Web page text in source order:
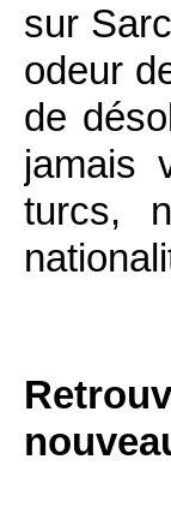
sur
odeur
de
jamais
turcs,